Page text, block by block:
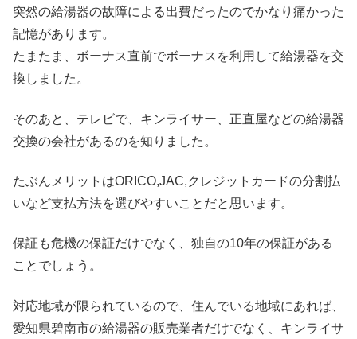
突然の給湯器の故障による出費だったのでかなり痛かった
記憶があります。
たまたま、ボーナス直前でボーナスを利用して給湯器を交
換しました。
そのあと、テレビで、キンライサー、正直屋などの給湯器
交換の会社があるのを知りました。
たぶんメリットはORICO,JAC,クレジットカードの分割払
いなど支払方法を選びやすいことだと思います。
保証も危機の保証だけでなく、独自の10年の保証がある
ことでしょう。
対応地域が限られているので、住んでいる地域にあれば、
愛知県碧南市の給湯器の販売業者だけでなく、キンライサ